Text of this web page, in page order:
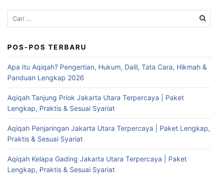
Cari
untuk:
POS-POS TERBARU
Apa Itu Aqiqah? Pengertian, Hukum, Dalil, Tata Cara, Hikmah &
Panduan Lengkap 2026
Aqiqah Tanjung Priok Jakarta Utara Terpercaya | Paket
Lengkap, Praktis & Sesuai Syariat
Aqiqah Penjaringan Jakarta Utara Terpercaya | Paket Lengkap,
Praktis & Sesuai Syariat
Aqiqah Kelapa Gading Jakarta Utara Terpercaya | Paket
Lengkap, Praktis & Sesuai Syariat